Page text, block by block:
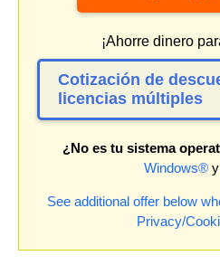
¡Ahorre dinero
Cotización de
licencias múltiples
¿No es tu sistema
Windows®y
See additional offer below
Privacy/